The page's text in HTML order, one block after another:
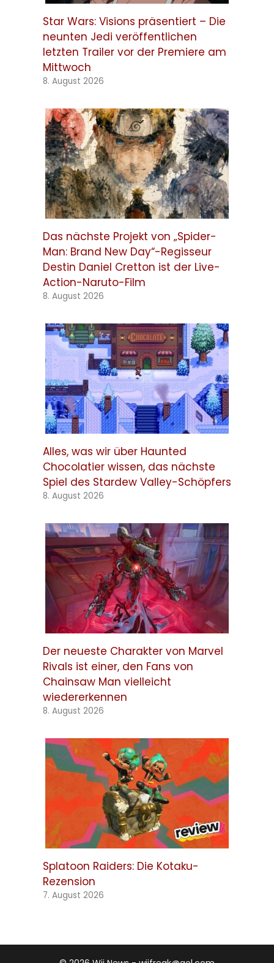
Star Wars: Visions präsentiert – Die
neunten Jedi veröffentlichen
letzten Trailer vor der Premiere am
Mittwoch
8. August 2026
Das nächste Projekt von „Spider-
Man: Brand New Day“-Regisseur
Destin Daniel Cretton ist der Live-
Action-Naruto-Film
8. August 2026
Alles, was wir über Haunted
Chocolatier wissen, das nächste
Spiel des Stardew Valley-Schöpfers
8. August 2026
Der neueste Charakter von Marvel
Rivals ist einer, den Fans von
Chainsaw Man vielleicht
wiedererkennen
8. August 2026
Splatoon Raiders: Die Kotaku-
Rezension
7. August 2026